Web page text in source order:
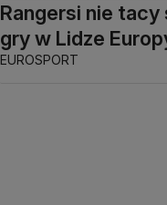
Rangersi nie
gry w Lidze
EUROSPORT